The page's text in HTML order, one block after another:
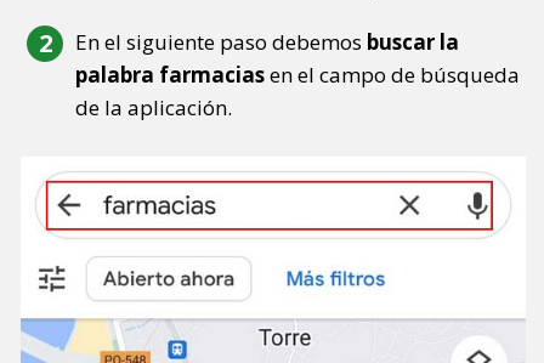
En el siguiente paso debemos buscar la
palabra farmaciasen el campo de búsqueda
de la aplicación.